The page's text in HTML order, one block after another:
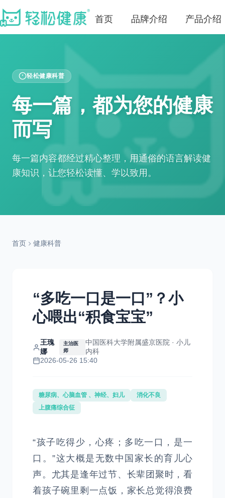
首页 品牌介绍 产品介绍
轻松健康科普
每一篇，都为您的健康
而写
每一篇内容都经过精心整理，用通俗的语言解读健
康知识，让您轻松读懂、学以致用。
首页 健康科普
“多吃一口是一口”？小
心喂出“积食宝宝”
王瑰
娜
主治医
师
中国医科大学附属盛京医院 · 小儿
内科
2026-05-26 15:40
糖尿病、心脑血管 、神经、妇儿
消化不良
上腹痛综合征
“孩子吃得少，心疼；多吃一口，是一
口。”这大概是无数中国家长的育儿心
声。尤其是逢年过节、长辈团聚时，看
着孩子碗里剩一点饭，家长总觉得浪费